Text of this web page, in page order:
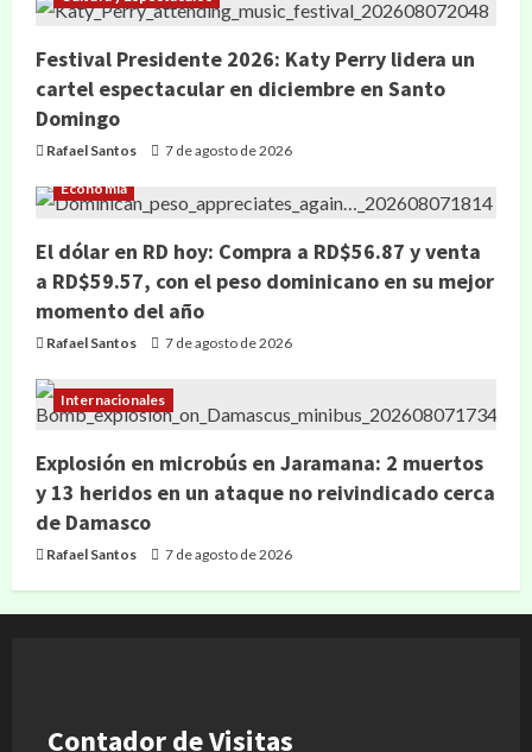
Festival Presidente 2026: Katy Perry lidera un
cartel espectacular en diciembre en Santo
Domingo
Rafael Santos 7 de agosto de 2026
Economía
El dólar en RD hoy: Compra a RD$56.87 y venta
a RD$59.57, con el peso dominicano en su mejor
momento del año
Rafael Santos 7 de agosto de 2026
Internacionales
Explosión en microbús en Jaramana: 2 muertos
y 13 heridos en un ataque no reivindicado cerca
de Damasco
Rafael Santos 7 de agosto de 2026
Contador de Visitas